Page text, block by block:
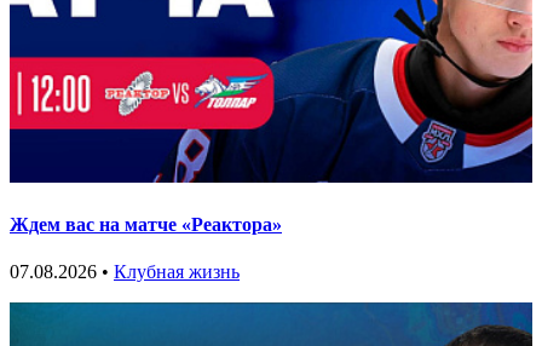
Ждем вас на матче «Реактора»
07.08.2026 • Клубная жизнь